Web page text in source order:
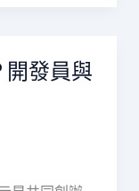
開發員與